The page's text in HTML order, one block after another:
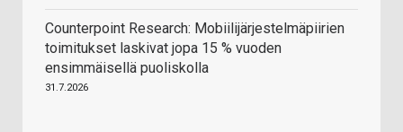
Counterpoint Research: Mobiilijärjestelmäpiirien
toimitukset laskivat jopa 15 % vuoden
ensimmäisellä puoliskolla
31.7.2026